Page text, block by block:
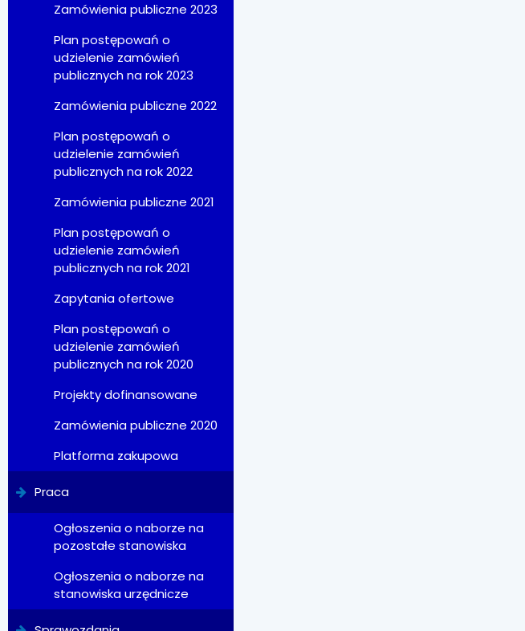
Zamówienia publiczne 2023
Plan postępowań o
udzielenie zamówień
publicznych na rok 2023
Zamówienia publiczne 2022
Plan postępowań o
udzielenie zamówień
publicznych na rok 2022
Zamówienia publiczne 2021
Plan postępowań o
udzielenie zamówień
publicznych na rok 2021
Zapytania ofertowe
Plan postępowań o
udzielenie zamówień
publicznych na rok 2020
Projekty dofinansowane
Zamówienia publiczne 2020
Platforma zakupowa
Praca
Ogłoszenia o naborze na
pozostałe stanowiska
Ogłoszenia o naborze na
stanowiska urzędnicze